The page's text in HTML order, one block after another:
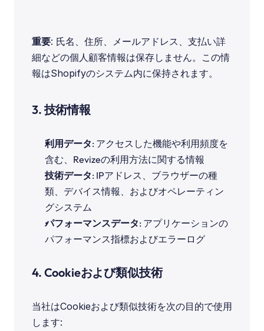
重要: 氏名、住所、メールアドレス、支払い詳
細などの個人顧客情報は保存しません。この情
報はShopifyのシステム内に保持されます。
3. 技術情報
利用データ: アクセスした機能や利用頻度を
含む、Revizeの利用方法に関する情報
技術データ: IPアドレス、ブラウザーの種
類、デバイス情報、およびオペレーティン
グシステム
パフォーマンスデータ: アプリケーションの
パフォーマンス指標およびエラーログ
4. Cookieおよび類似技術
当社はCookieおよび類似技術を次の目的で使用
します: